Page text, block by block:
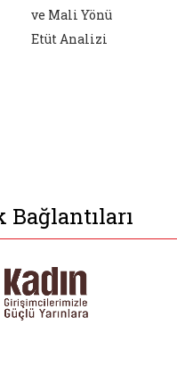
ve Mali Yönü
Etüt Analizi
Bağlantıları